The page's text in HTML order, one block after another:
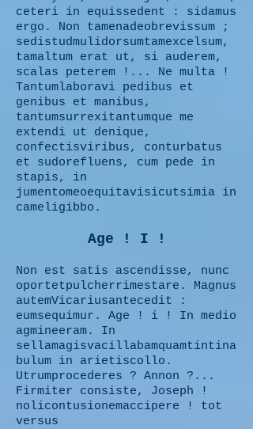
ceteri in equissedent : sidamus
ergo. Non tamenadeobrevissum ;
sedistudmulidorsumtamexcelsum,
tamaltum erat ut, si auderem,
scalas peterem !... Ne multa !
Tantumlaboravi pedibus et
genibus et manibus,
tantumsurrexitantumque me
extendi ut denique,
confectisviribus, conturbatus
et sudorefluens, cum pede in
stapis, in
jumentomeoequitavisicutsimia in
cameligibbo.
Age ! I !
Non est satis ascendisse, nunc
oportetpulcherrimestare. Magnus
autemVicariusantecedit :
eumsequimur. Age ! i ! In medio
agmineeram. In
sellamagisvacillabamquamtintina
bulum in arietiscollo.
Utrumprocederes ? Annon ?...
Firmiter consiste, Joseph !
nolicontusionemaccipere ! tot
versus